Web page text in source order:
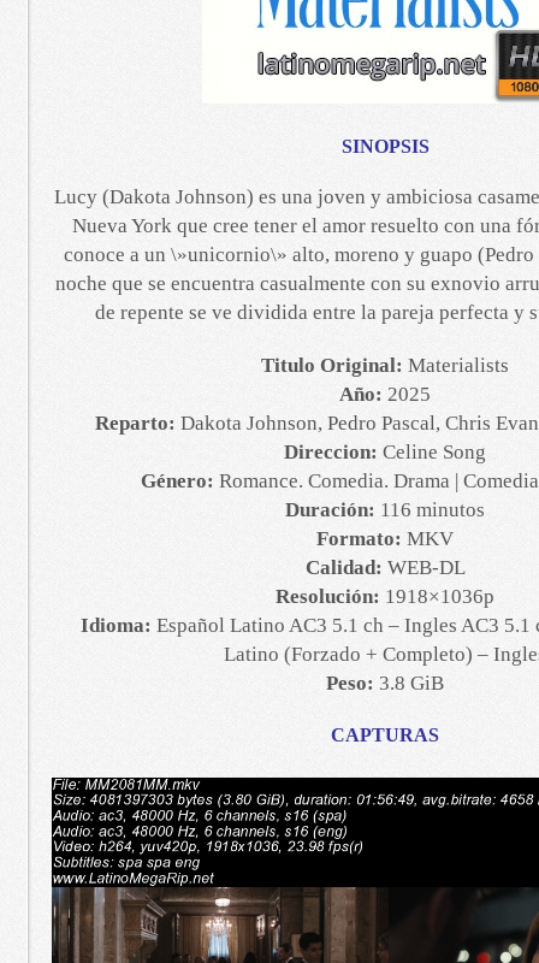
SINOPSIS
Lucy (Dakota Johnson) es una joven y ambiciosa
Nueva York que cree tener el amor resuelto con una
conoce a un \»unicornio\» alto, moreno y guapo (Pedro
noche que se encuentra casualmente con su exnovio
de repente se ve dividida entre la pareja perfecta y
Titulo Original: Materialists
Año: 2025
Reparto: Dakota Johnson, Pedro Pascal, Chris
Direccion: Celine Song
Género: Romance. Comedia. Drama |
Duración: 116 minutos
Formato: MKV
Calidad: WEB-DL
Resolución: 1918×1036p
Idioma: Español Latino AC3 5.1 ch – Ingles AC3 5.1
Latino (Forzado + Completo) –
Peso: 3.8 GiB
CAPTURAS